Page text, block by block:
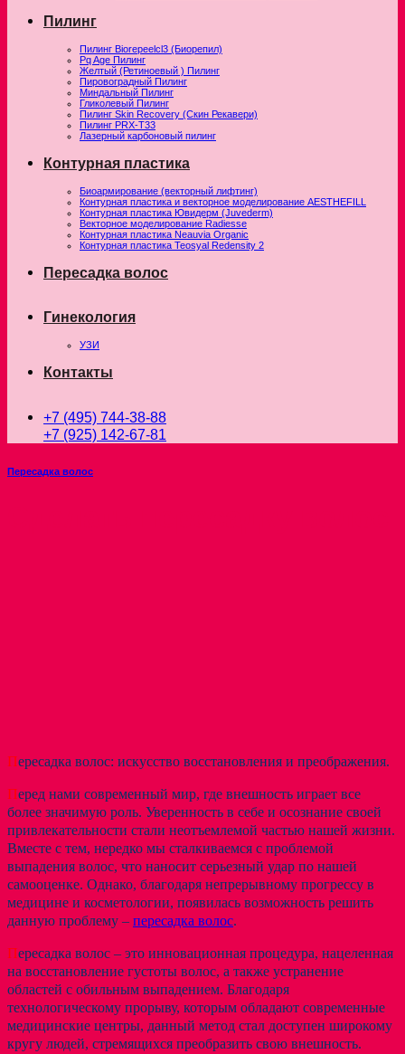
Пилинг
Пилинг Biorepeelcl3 (Биорепил)
Pq Age Пилинг
Желтый (Ретиноевый ) Пилинг
Пировоградный Пилинг
Миндальный Пилинг
Гликолевый Пилинг
Пилинг Skin Recovery (Скин Рекавери)
Пилинг PRX-T33
Лазерный карбоновый пилинг
Контурная пластика
Биоармирование (векторный лифтинг)
Контурная пластика и векторное моделирование AESTHEFILL
Контурная пластика Ювидерм (Juvederm)
Векторное моделирование Radiesse
Контурная пластика Neauvia Organic
Контурная пластика Teosyal Redensity 2
Пересадка волос
Гинекология
УЗИ
Контакты
+7 (495) 744-38-88
+7 (925) 142-67-81
Пересадка волос
Пересадка волос: искусство восстановления и преображения.
Перед нами современный мир, где внешность играет все
более значимую роль. Уверенность в себе и осознание своей
привлекательности стали неотъемлемой частью нашей жизни.
Вместе с тем, нередко мы сталкиваемся с проблемой
выпадения волос, что наносит серьезный удар по нашей
самооценке. Однако, благодаря непрерывному прогрессу в
медицине и косметологии, появилась возможность решить
данную проблему – пересадка волос.
Пересадка волос – это инновационная процедура, нацеленная
на восстановление густоты волос, а также устранение
областей с обильным выпадением. Благодаря
технологическому прорыву, которым обладают современные
медицинские центры, данный метод стал доступен широкому
кругу людей, стремящихся преобразить свою внешность.